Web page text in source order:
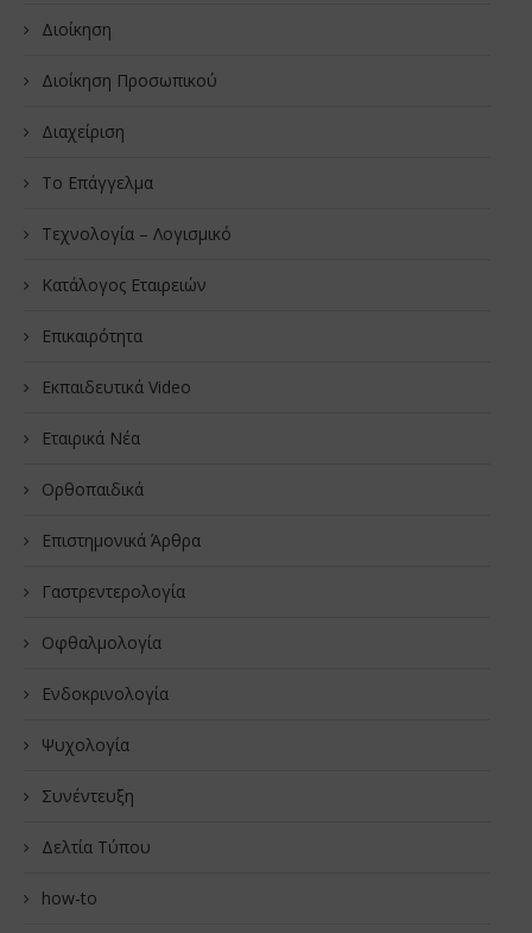
Διοίκηση
Διοίκηση Προσωπικού
Διαχείριση
Το Επάγγελμα
Τεχνολογία – Λογισμικό
Κατάλογος Εταιρειών
Επικαιρότητα
Εκπαιδευτικά Video
Εταιρικά Νέα
Oρθοπαιδικά
Επιστημονικά Άρθρα
Γαστρεντερολογία
Οφθαλμολογία
Ενδοκρινολογία
Ψυχολογία
Συνέντευξη
Δελτία Τύπου
how-to